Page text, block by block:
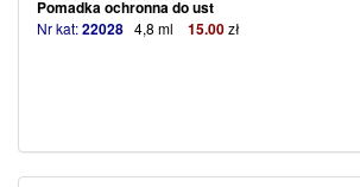
Pomadka ochronna do ust
Nr kat:22028 4,8 ml 15.00zł